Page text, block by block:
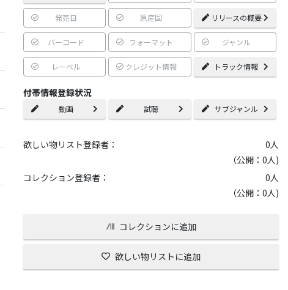
発売日 原産国 リリースの概要
バーコード フォーマット ジャンル
レーベル クレジット情報 トラック情報
付帯情報登録状況
動画 試聴 サブジャンル
欲しい物リスト登録者： 0人
（公開：0人)
コレクション登録者：
0人
（公開：0人)
コレクションに追加
欲しい物リストに追加